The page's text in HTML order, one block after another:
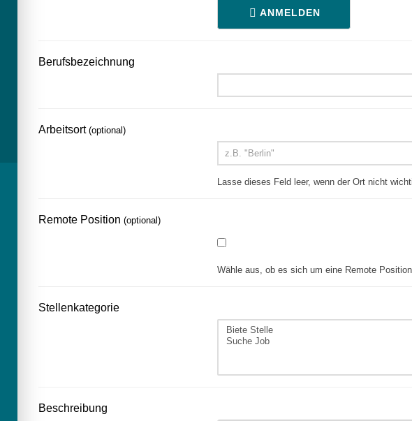
ANMELDEN
Berufsbezeichnung
Arbeitsort(optional)
Lasse dieses Feld leer, wenn der Ort nicht
Remote Position(optional)
Wähle aus, ob es sich um eine Remote Position
Stellenkategorie
Beschreibung